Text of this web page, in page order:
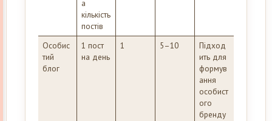
а
кількість
постів
Особис
тий
блог
1 пост
на день
1 5–10
Підход
ить для
формув
ання
особист
ого
бренду